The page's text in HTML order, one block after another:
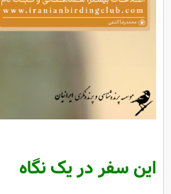
این سفر در یک نگاه